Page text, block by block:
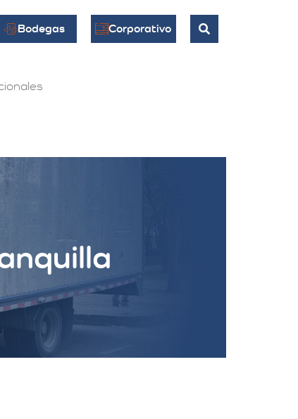
Bodegas Corporativo